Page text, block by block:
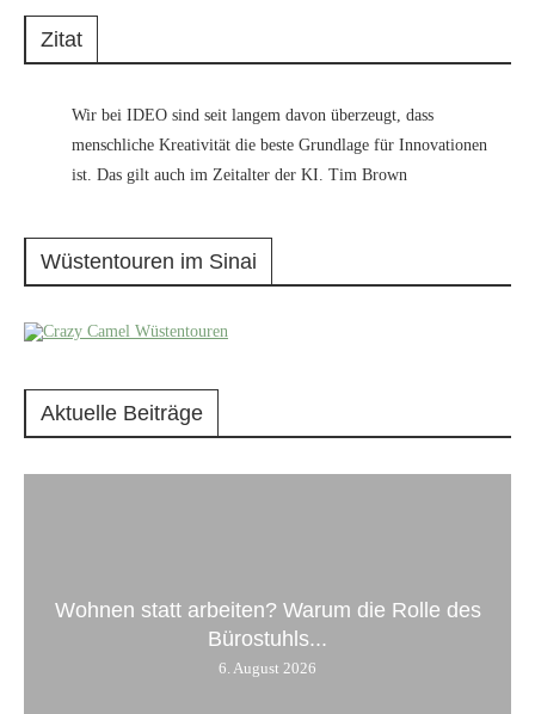
Zitat
Wir bei IDEO sind seit langem davon überzeugt, dass
menschliche Kreativität die beste Grundlage für Innovationen
ist. Das gilt auch im Zeitalter der KI. Tim Brown
Wüstentouren im Sinai
Aktuelle Beiträge
Wohnen statt arbeiten? Warum die Rolle des
Bürostuhls...
6. August 2026